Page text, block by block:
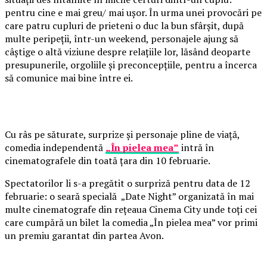
pentru cine e mai greu/ mai ușor. În urma unei provocări pe
care patru cupluri de prieteni o duc la bun sfârșit, după
multe peripeții, într-un weekend, personajele ajung să
câștige o altă viziune despre relațiile lor, lăsând deoparte
presupunerile, orgoliile și preconcepțiile, pentru a încerca
să comunice mai bine între ei.
Cu râs pe săturate, surprize și personaje pline de viață,
comedia independentă „În pielea mea” intră în
cinematografele din toată țara din 10 februarie.
Spectatorilor li s-a pregătit o surpriză pentru data de 12
februarie: o seară specială „Date Night” organizată în mai
multe cinematografe din rețeaua Cinema City unde toți cei
care cumpără un bilet la comedia „În pielea mea” vor primi
un premiu garantat din partea Avon.